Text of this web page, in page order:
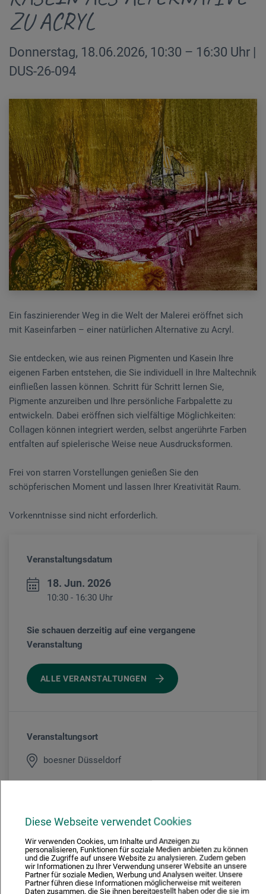
Diese Webseite verwendet Cookies
Wir verwenden Cookies, um Inhalte und Anzeigen zu
personalisieren, Funktionen für soziale Medien anbieten zu können
und die Zugriffe auf unsere Website zu analysieren. Zudem geben
wir Informationen zu Ihrer Verwendung unserer Website an unsere
Partner für soziale Medien, Werbung und Analysen weiter. Unsere
Partner führen diese Informationen möglicherweise mit weiteren
Daten zusammen, die Sie ihnen bereitgestellt haben oder die sie im
ZU ACRYL
Donnerstag, 18.06.2026, 10:30 – 16:30 Uhr |
DUS-26-094
Ein faszinierender Weg in die Welt der Malerei eröffnet sich
mit Kaseinfarben – einer natürlichen Alternative zu Acryl.
Sie entdecken, wie aus reinen Pigmenten und Kasein Ihre
eigenen Farben entstehen, die Sie individuell in Ihre Maltechnik
einfließen lassen können. Schritt für Schritt lernen Sie,
Pigmente anzureiben und Ihre persönliche Farbpalette zu
entwickeln. Dabei eröffnen sich vielfältige Möglichkeiten:
Collagen können integriert werden, selbst angerührte Farben
entfalten auf spielerische Weise neue Ausdrucksformen.
Frei von starren Vorstellungen genießen Sie den
schöpferischen Moment und lassen Ihrer Kreativität Raum.
Vorkenntnisse sind nicht erforderlich.
Veranstaltungsdatum
18. Jun. 2026
10:30 - 16:30 Uhr
Sie schauen derzeitig auf eine vergangene
Veranstaltung
ALLE VERANSTALTUNGEN
Veranstaltungsort
boesner Düsseldorf
Kursgebühr